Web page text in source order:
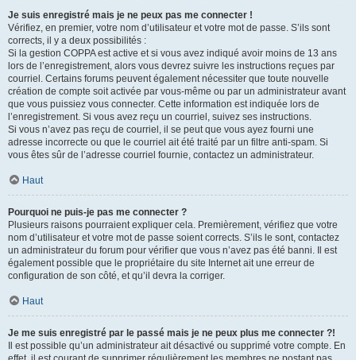
Je suis enregistré mais je ne peux pas me connecter !
Vérifiez, en premier, votre nom d’utilisateur et votre mot de passe. S’ils sont
corrects, il y a deux possibilités :
Si la gestion COPPA est active et si vous avez indiqué avoir moins de 13 ans
lors de l’enregistrement, alors vous devrez suivre les instructions reçues par
courriel. Certains forums peuvent également nécessiter que toute nouvelle
création de compte soit activée par vous-même ou par un administrateur avant
que vous puissiez vous connecter. Cette information est indiquée lors de
l’enregistrement. Si vous avez reçu un courriel, suivez ses instructions.
Si vous n’avez pas reçu de courriel, il se peut que vous ayez fourni une
adresse incorrecte ou que le courriel ait été traité par un filtre anti-spam. Si
vous êtes sûr de l’adresse courriel fournie, contactez un administrateur.
Haut
Pourquoi ne puis-je pas me connecter ?
Plusieurs raisons pourraient expliquer cela. Premièrement, vérifiez que votre
nom d’utilisateur et votre mot de passe soient corrects. S’ils le sont, contactez
un administrateur du forum pour vérifier que vous n’avez pas été banni. Il est
également possible que le propriétaire du site Internet ait une erreur de
configuration de son côté, et qu’il devra la corriger.
Haut
Je me suis enregistré par le passé mais je ne peux plus me connecter ?!
Il est possible qu’un administrateur ait désactivé ou supprimé votre compte. En